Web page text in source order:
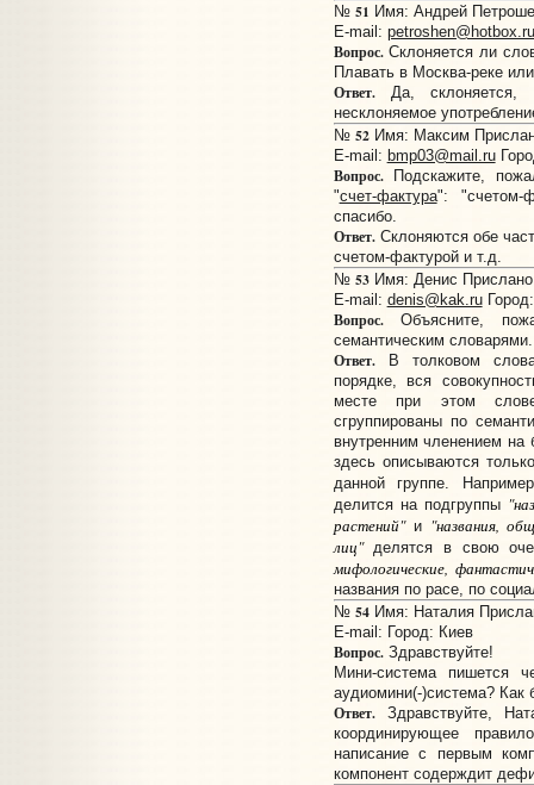
№ 51 Имя: Андрей
E-mail: petroshen@hotbox.ru
Вопрос.Склоняется ли
Плавать в Москва-реке
Ответ.Да, склоняется,
несклоняемое
№ 52Имя: Максим
E-mail: bmp03@mail.ru
Вопрос.Подскажите,
"счет-фактура": "счетом-
спасибо.
Ответ.Склоняются обе
счетом-фактурой и т.д.
№ 53Имя: Денис
E-mail: denis@kak.ru
Вопрос.Объясните,
семантическим словарями.
Ответ.В толковом
порядке, вся
месте при этом
сгруппированы по
внутренним членением
здесь описываются
данной группе.
делится на подгруппы
растений"и "названия,
лиц"делятся в свою
мифологические,
названия по расе, по
№ 54Имя: Наталия
E-mail: Город: Киев
Вопрос.Здравствуйте!
Мини-система пишется
аудиомини(-)система? Как
Ответ.Здравствуйте,
координирующее
написание с первым
компонент содерждит